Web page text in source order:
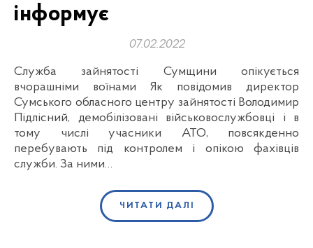
інформує
07.02.2022
Служба зайнятості Сумщини опікується
вчорашніми воїнами Як повідомив директор
Сумського обласного центру зайнятості Володимир
Підлісний, демобілізовані військовослужбовці і в
тому числі учасники АТО, повсякденно
перебувають під контролем і опікою фахівців
служби. За ними…
ЧИТАТИ ДАЛІ